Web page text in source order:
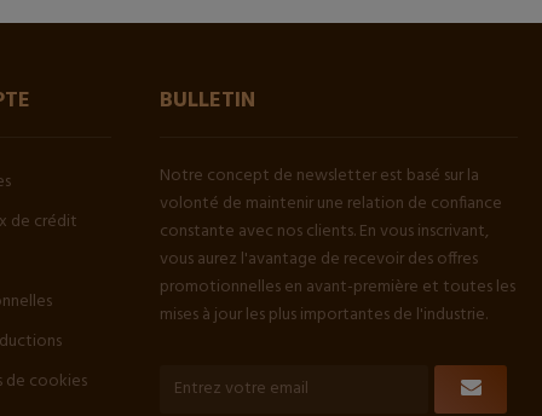
de crédit
de cookies
BULLETIN
Notre concept de newsletter est basé sur la
volonté de maintenir une relation de confiance
constante avec nos clients. En vous inscrivant,
vous aurez l'avantage de recevoir des offres
promotionnelles en avant-première et toutes les
mises à jour les plus importantes de l'industrie.